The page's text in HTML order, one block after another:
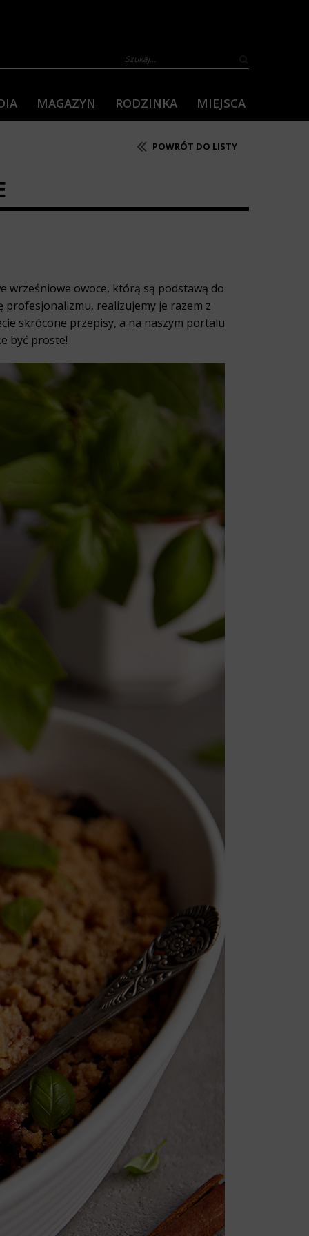
MAGAZYN RODZINKA MIEJSCA
POWRÓT DO LISTY
wrześniowe owoce, którą są podstawą do
profesjonalizmu, realizujemy je razem z
skrócone przepisy, a na naszym portalu
być proste!